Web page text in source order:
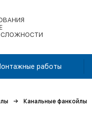
работы
Канальные фанкойлы